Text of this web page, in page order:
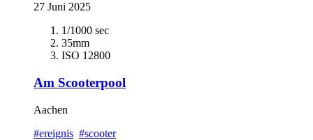
27 Juni 2025
1/1000 sec
35mm
ISO 12800
Am Scooterpool
Aachen
#ereignis #scooter